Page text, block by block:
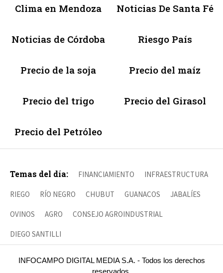
Clima en Mendoza Noticias De Santa Fé
Noticias de Córdoba Riesgo País
Precio de la soja Precio del maíz
Precio del trigo Precio del Girasol
Precio del Petróleo
Temas del día: FINANCIAMIENTO INFRAESTRUCTURA
RIEGO RÍO NEGRO CHUBUT GUANACOS JABALÍES
OVINOS AGRO CONSEJO AGROINDUSTRIAL
DIEGO SANTILLI
INFOCAMPO DIGITAL MEDIA S.A. - Todos los derechos